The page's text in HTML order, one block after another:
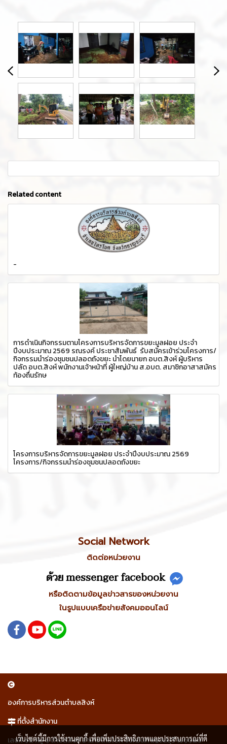
Related content
-
การดำเนินกิจกรรมตามโครงการบริหารจัดการขยะมูลฝอย ประจำ
ปีงบประมาณ 2569 รณรงค์ ประชาสัมพันธ์ รับสมัครเข้าร่วมโครงการ/
กิจกรรมนำร่องชุมชนปลอดถังขยะ นำโดยนายก อบต.สิงห์ ผู้บริหาร
ปลัด อบต.สิงห์ พนักงานเจ้าหน้าที่ ผู้ใหญ่บ้าน ส.อบต. สมาชิกอาสาสมัคร
ท้องถื่นรักษ
โครงการบริหารจัดการขยะมูลฝอย ประจำปีงบประมาณ 2569
โครงการ/กิจกรรมนำร่องชุมชนปลอดถังขยะ
Social Network
ติดต่อหน่วยงาน
ด้วย messenger facebook
หรือติดตามข้อมูลข่าวสารของหน่วยงาน
ในรูปแบบเครือข่ายสังคมออนไลน์
องค์การบริหารส่วนตำบลสิงห์
ที่ตั้งสำนักงาน
เลขที่ ๑๕ หมู่ ๑ ตำบลสิงห์ อำเภอไทรโยค จังหวัดกาญจนบุรี ๗๑๑๕๐
เว็บไซต์นี้มีการใช้งานคุกกี้ เพื่อเพิ่มประสิทธิภาพและประสบการณ์ที่ดี